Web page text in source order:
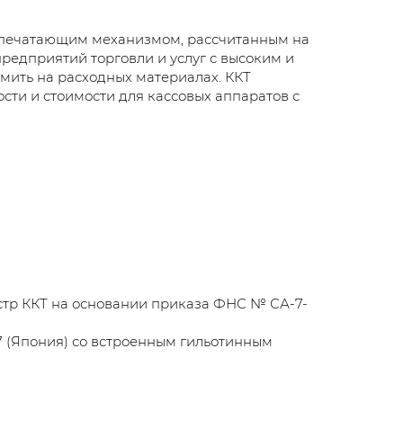
механизмом, рассчитанным на
торговли и услуг с высоким и
на расходных материалах. ККТ
и стоимости для кассовых аппаратов с
ККТ на основании приказа ФНС № СА-7-
со встроенным гильотинным